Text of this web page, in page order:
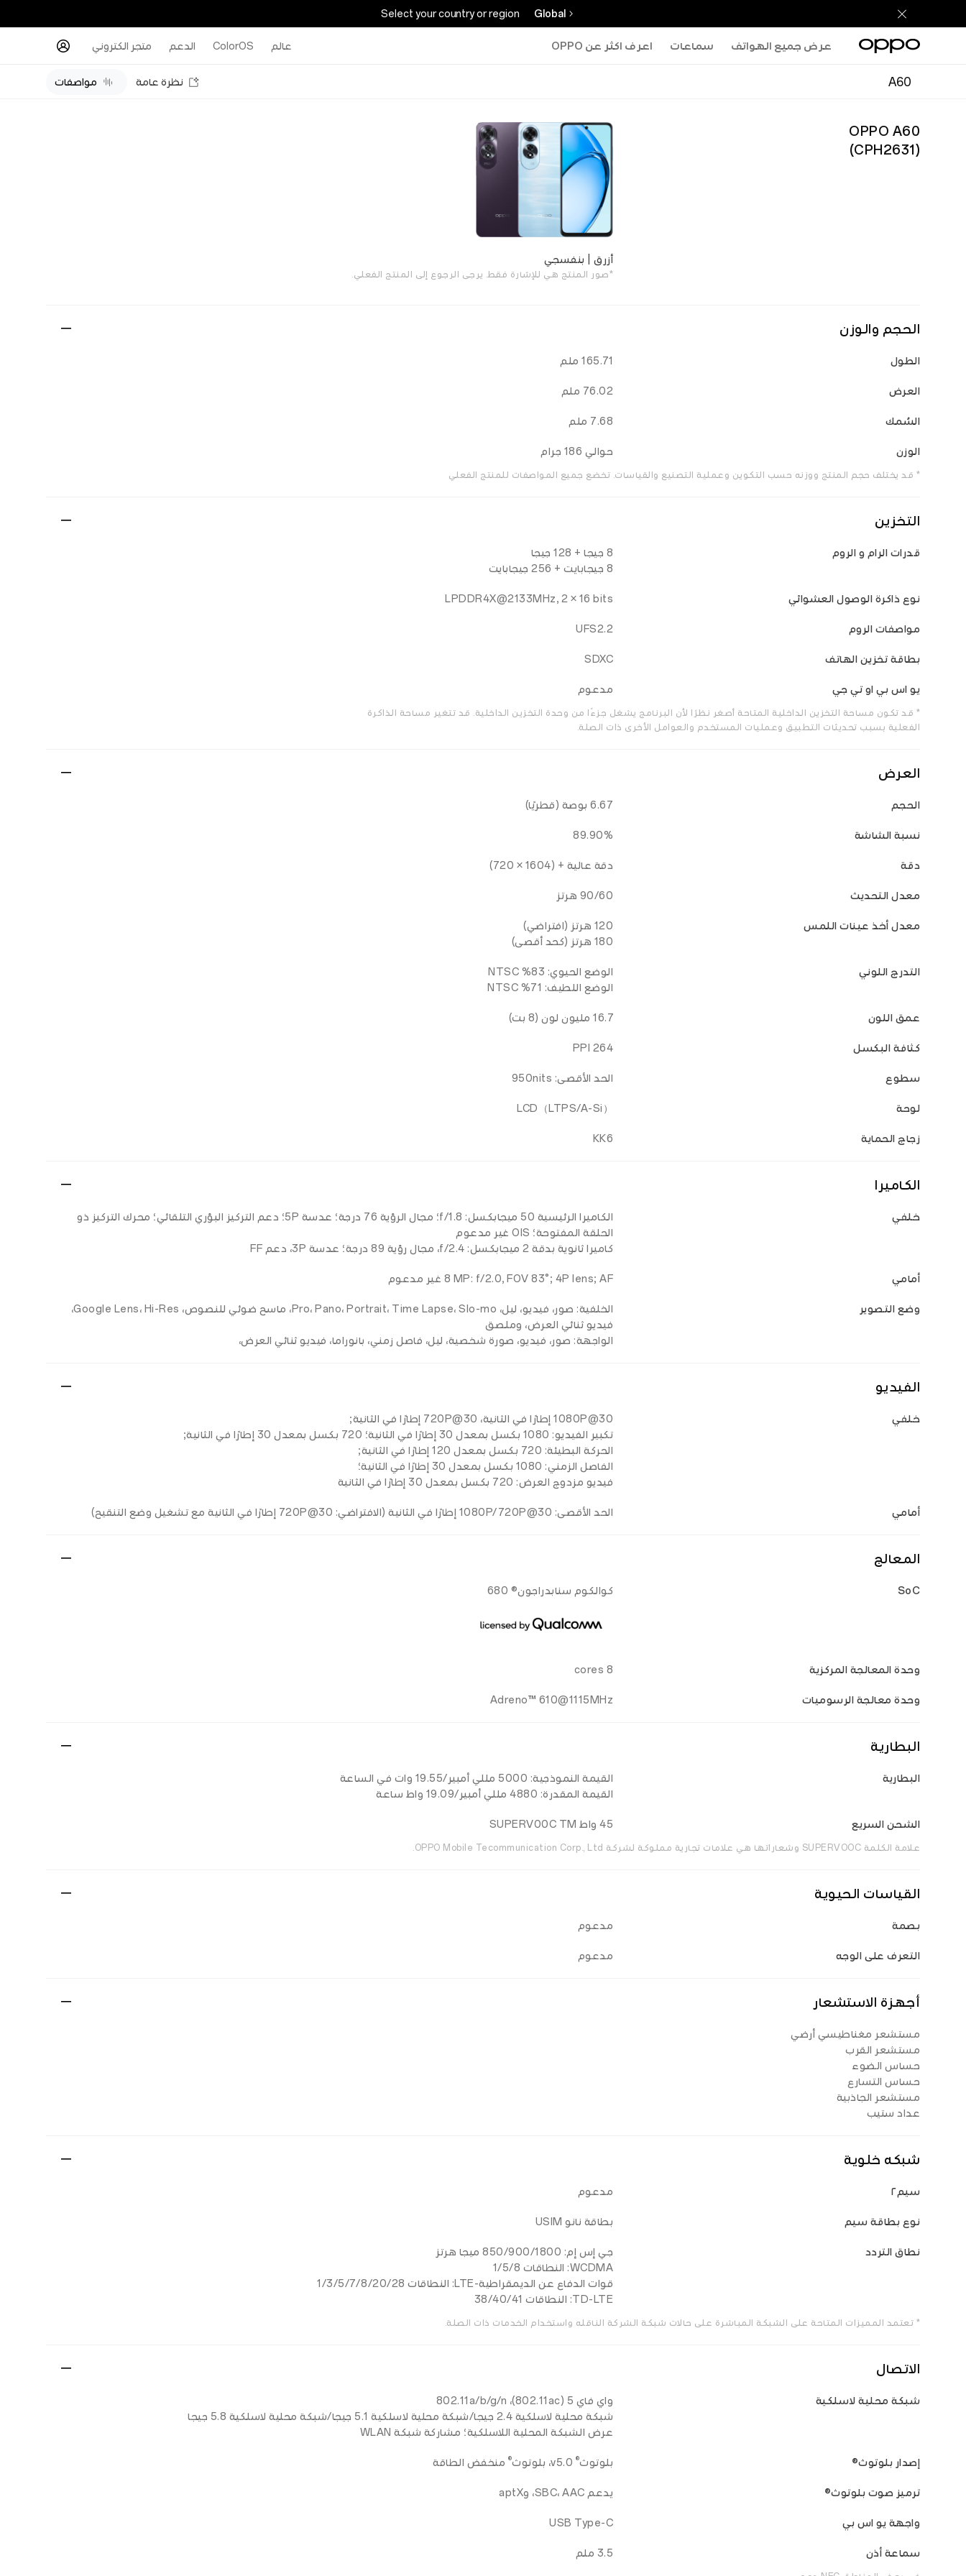
Select your country or region Global
عرض جميع الهواتف سماعات اعرف اكثر عن OPPO عالم ColorOS الدعم متجر الكتروني
A60 نظرة عامة مواصفات
OPPO A60
(
CPH2631
)
أزرق | بنفسجي
*صور المنتج هي للإشارة فقط. يرجى الرجوع إلى المنتج الفعلي.
الحجم والوزن
الطول 165.71 ملم
العرض 76.02 ملم
السُمك 7.68 ملم
الوزن حوالي 186 جرام
* قد يختلف حجم المنتج ووزنه حسب التكوين وعملية التصنيع والقياسات. تخضع جميع المواصفات للمنتج الفعلي
التخزين
قدرات الرام و الروم
8 جيجا + 128 جيجا
8 جيجابايت + 256 جيجابايت
نوع ذاكرة الوصول العشوائي LPDDR4X@2133MHz, 2 × 16 bits
مواصفات الروم UFS2.2
بطاقة تخزين الهاتف SDXC
يو اس بي او تي جي مدعوم
* قد تكون مساحة التخزين الداخلية المتاحة أصغر نظرًا لأن البرنامج يشغل جزءًا من وحدة التخزين الداخلية. قد تتغير مساحة الذاكرة
الفعلية بسبب تحديثات التطبيق وعمليات المستخدم والعوامل الأخرى ذات الصلة.
العرض
الحجم 6.67 بوصة (قطريًا)
نسبة الشاشة 89.90%
دقة دقة عالية + (1604 × 720)
معدل التحديث 90/60 هرتز
معدل أخذ عينات اللمس
120 هرتز (افتراضي)
180 هرتز (كحد أقصى)
التدرج اللوني
الوضع الحيوي: 83% NTSC
الوضع اللطيف: 71% NTSC
عمق اللون 16.7 مليون لون (8 بت)
كثافة البكسل 264 PPI
سطوع الحد الأقصى: 950nits
لوحة LCD（LTPS/A-Si）
زجاج الحماية KK6
الكاميرا
خلفي
الكاميرا الرئيسية 50 ميجابكسل: f/1.8؛ مجال الرؤية 76 درجة؛ عدسة 5P؛ دعم التركيز البؤري التلقائي؛ محرك التركيز ذو
الحلقة المفتوحة؛ OIS غير مدعوم
كاميرا ثانوية بدقة 2 ميجابكسل: f/2.4، مجال رؤية 89 درجة؛ عدسة 3P، دعم FF
أمامي ‎8 MP:‎‎ f/2.0, ‎‎FOV 83°; ‎‎4P lens; ‎‎AF غير مدعوم‎
وضع التصوير
الخلفية: صور، فيديو، ليل، Pro، Pano، Portrait، Time Lapse، Slo-mo، ماسح ضوئي للنصوص، Google Lens، Hi-Res،
فيديو ثنائي العرض، وملصق
الواجهة: صور، فيديو، صورة شخصية، ليل، فاصل زمني، بانوراما، فيديو ثنائي العرض،
الفيديو
خلفي
1080P@30 إطارًا في الثانية، 720P@30 إطارًا في الثانية;
تكبير الفيديو: 1080 بكسل بمعدل 30 إطارًا في الثانية؛ 720 بكسل بمعدل 30 إطارًا في الثانية;
الحركة البطيئة: 720 بكسل بمعدل 120 إطارًا في الثانية;
الفاصل الزمني: 1080 بكسل بمعدل 30 إطارًا في الثانية؛
فيديو مزدوج العرض: 720 بكسل بمعدل 30 إطارًا في الثانية
أمامي الحد الأقصى: 1080P/720P@30 إطارًا في الثانية (الافتراضي: 720P@30 إطارًا في الثانية مع تشغيل وضع التنقيح)
المعالج
SoC كوالكوم سنابدراجون® 680
وحدة المعالجة المركزية 8 cores
وحدة معالجة الرسوميات Adreno™ 610@1115MHz
البطارية
البطارية
القيمة النموذجية: 5000 مللي أمبير/19.55 وات في الساعة
القيمة المقدرة: 4880 مللي أمبير/19.09 واط ساعة
الشحن السريع 45 واط SUPERV00C TM
علامة الكلمة SUPERVOOC وشعاراتها هي علامات تجارية مملوكة لشركة OPPO Mobile Tecommunication Corp., Ltd.
القياسات الحيوية
بصمة مدعوم
التعرف على الوجه مدعوم
أجهزة الاستشعار
مستشعر مغناطيسي أرضي
مستشعر القرب
حساس الضوء
حساس التسارع
مستشعر الجاذبية
عداد ستيب
شبكه خلوية
سيم٢ مدعوم
نوع بطاقة سيم بطاقة نانو USIM
نطاق التردد
جي إس إم: 850/900/1800 ميجا هرتز
WCDMA: النطاقات 1/5/8
قوات الدفاع عن الديمقراطية-LTE: النطاقات 1/3/5/7/8/20/28
TD-LTE: النطاقات 38/40/41
* تعتمد المميزات المتاحة على الشبكة المباشرة على حالات شبكة الشركة الناقله واستخدام الخدمات ذات الصلة.
الاتصال
شبكة محلية لاسلكية
واي فاي 5 (802.11ac)، 802.11a/b/g/n
شبكة محلية لاسلكية 2.4 جيجا/شبكة محلية لاسلكية 5.1 جيجا/شبكة محلية لاسلكية 5.8 جيجا
عرض الشبكة المحلية اللاسلكية؛ مشاركة شبكة WLAN
إصدار بلوتوث® بلوتوث®
® منخفض الطاقة
ترميز صوت بلوتوث® يدعم SBC، AAC، وaptX
واجهة يو اس بي USB Type-C
سماعة أذن 3.5 ملم